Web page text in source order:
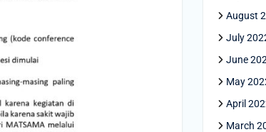
August
July
June
May
April
March